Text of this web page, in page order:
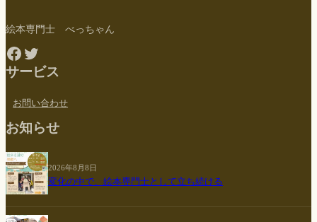
絵本専門士 べっちゃん
Facebook
Twitter
サービス
お問い合わせ
お知らせ
2026年8月8日
変化の中で、絵本専門士として立ち続ける